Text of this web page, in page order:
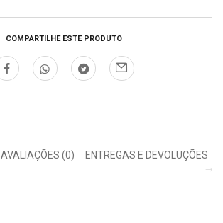
COMPARTILHE ESTE PRODUTO
AVALIAÇÕES (0) ENTREGAS E DEVOLUÇÕES